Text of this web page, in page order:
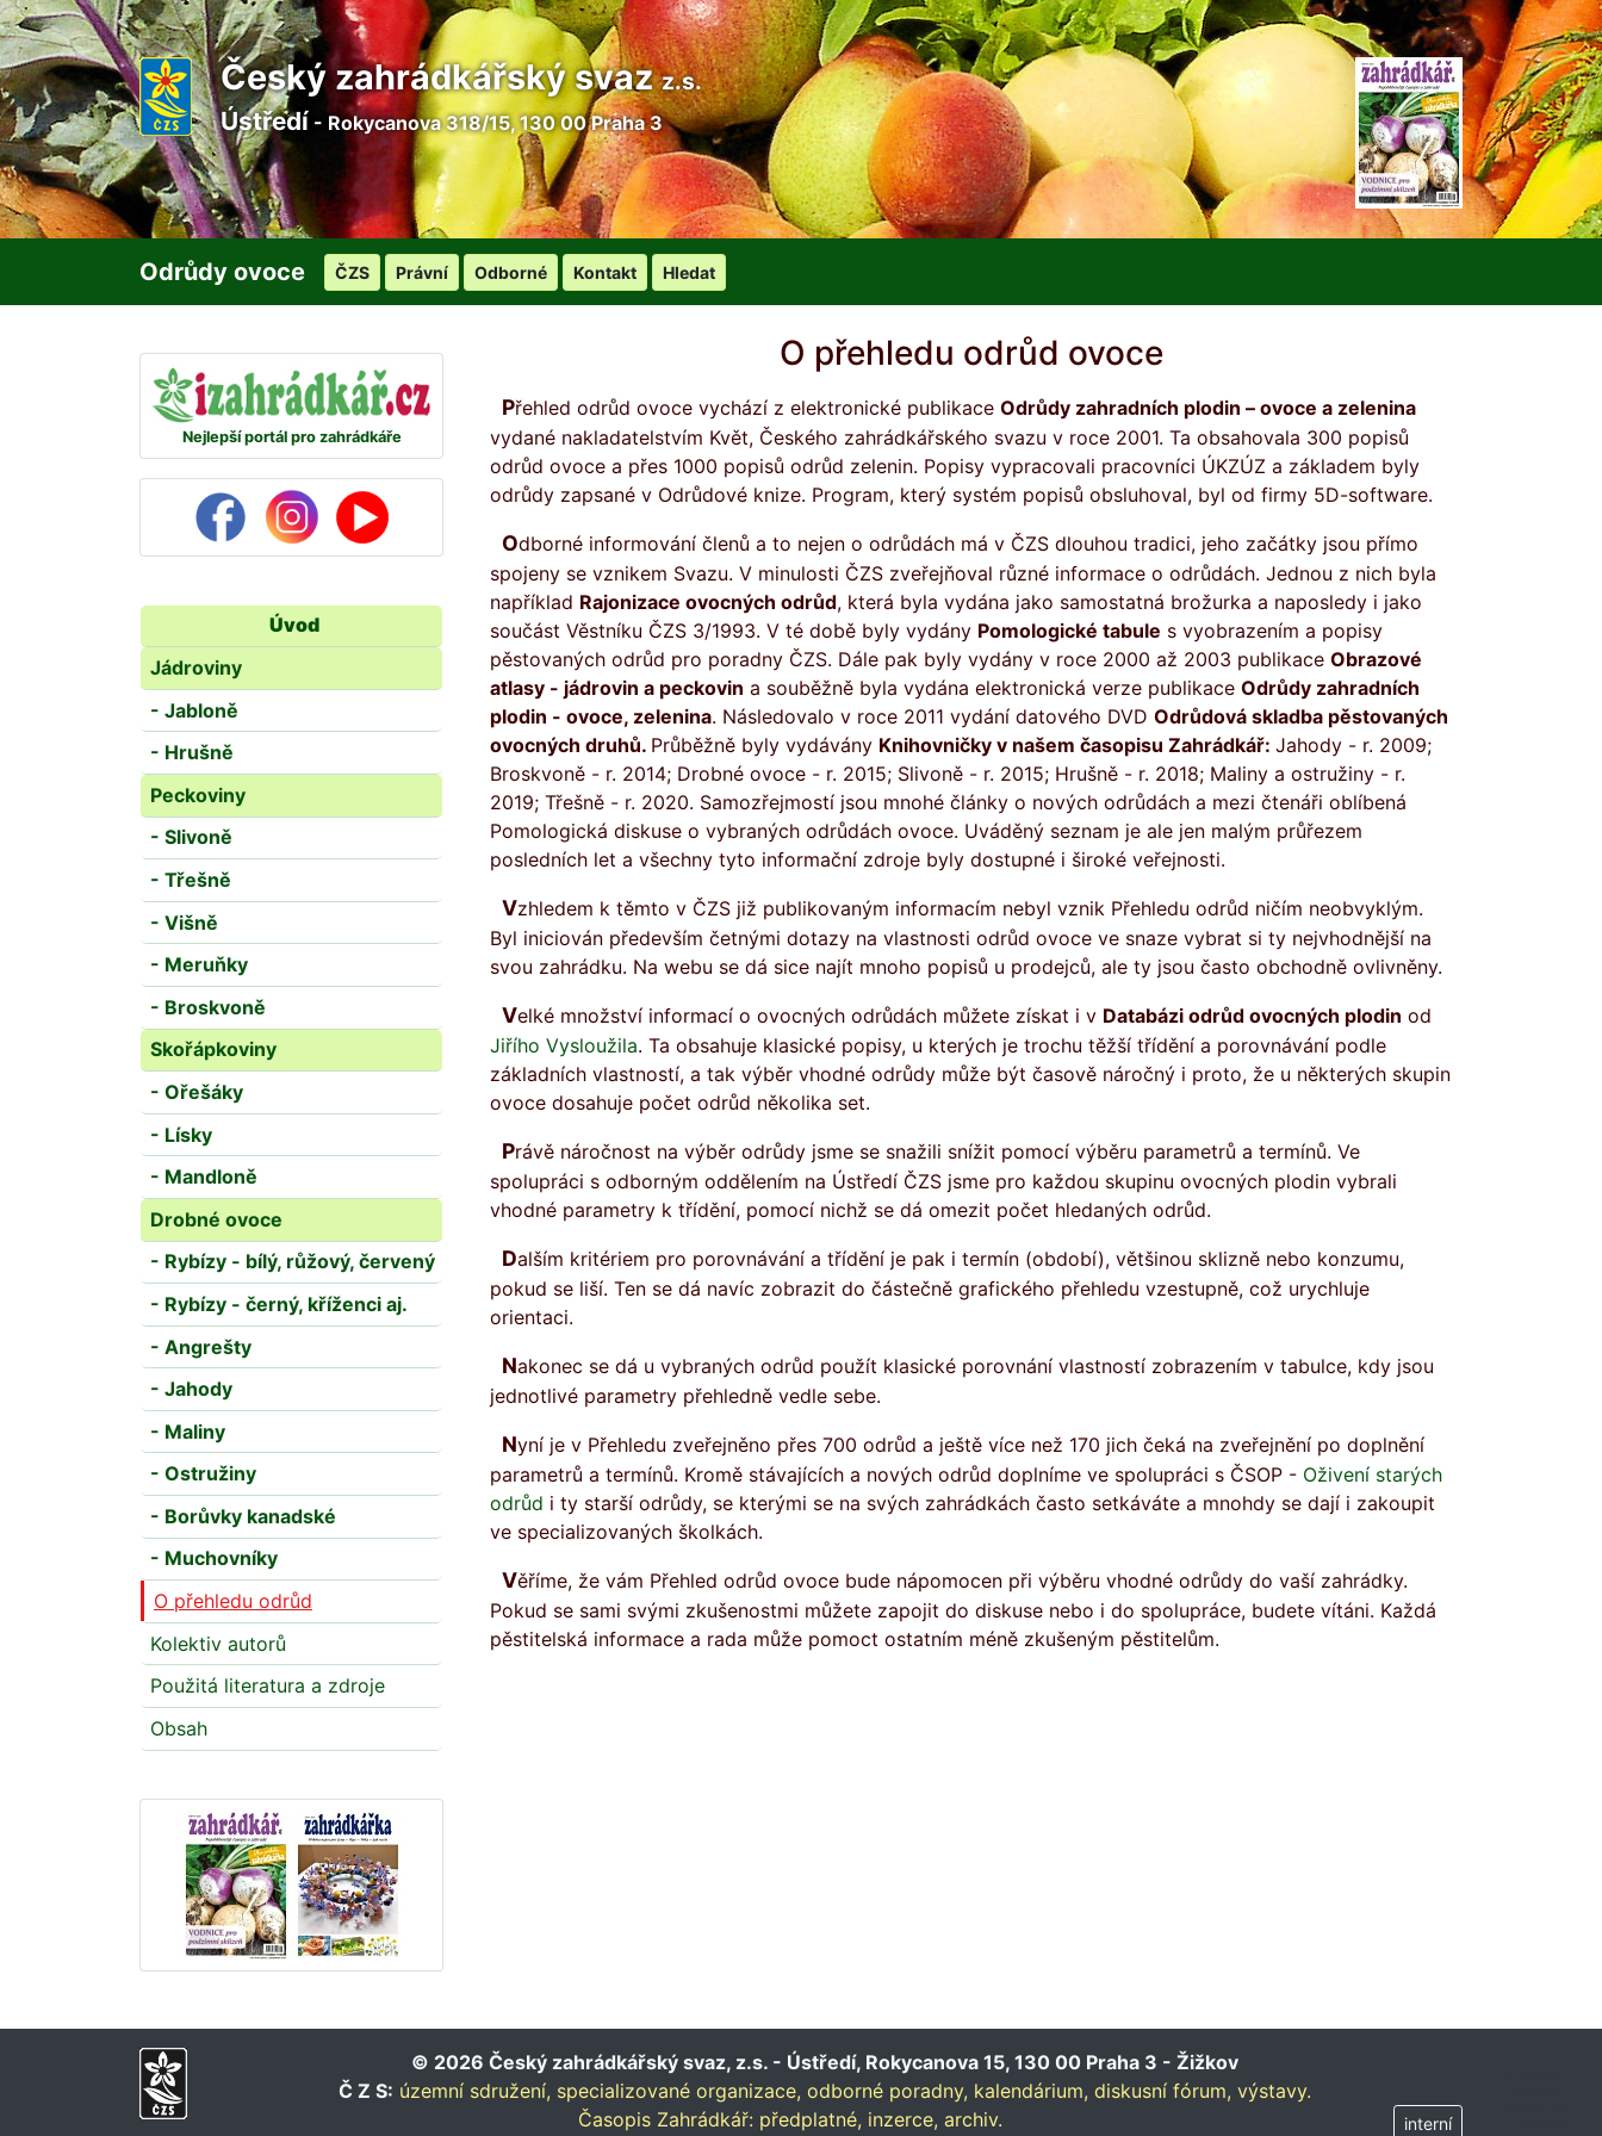
Český zahrádkářský svazz.s.
Ústředí - Rokycanova 318/15, 130 00 Praha 3
Odrůdy ovoce ČZS Právní Odborné Kontakt Hledat
Nejlepší portál pro zahrádkáře
Úvod
Jádroviny
- Jabloně
- Hrušně
Peckoviny
- Slivoně
- Třešně
- Višně
- Meruňky
- Broskvoně
Skořápkoviny
- Ořešáky
- Lísky
- Mandloně
Drobné ovoce
- Rybízy - bílý, růžový, červený
- Rybízy - černý, kříženci aj.
- Angrešty
- Jahody
- Maliny
- Ostružiny
- Borůvky kanadské
- Muchovníky
O přehledu odrůd
Kolektiv autorů
Použitá literatura a zdroje
Obsah
O přehledu odrůd ovoce
Přehled odrůd ovoce vychází z elektronické publikace Odrůdy zahradních plodin – ovoce a zelenina
vydané nakladatelstvím Květ, Českého zahrádkářského svazu v roce 2001. Ta obsahovala 300 popisů
odrůd ovoce a přes 1000 popisů odrůd zelenin. Popisy vypracovali pracovníci ÚKZÚZ a základem byly
odrůdy zapsané v Odrůdové knize. Program, který systém popisů obsluhoval, byl od firmy 5D-software.
Odborné informování členů a to nejen o odrůdách má v ČZS dlouhou tradici, jeho začátky jsou přímo
spojeny se vznikem Svazu. V minulosti ČZS zveřejňoval různé informace o odrůdách. Jednou z nich byla
například Rajonizace ovocných odrůd, která byla vydána jako samostatná brožurka a naposledy i jako
součást Věstníku ČZS 3/1993. V té době byly vydány Pomologické tabule s vyobrazením a popisy
pěstovaných odrůd pro poradny ČZS. Dále pak byly vydány v roce 2000 až 2003 publikace Obrazové
atlasy - jádrovin a peckovin a souběžně byla vydána elektronická verze publikace Odrůdy zahradních
plodin - ovoce, zelenina. Následovalo v roce 2011 vydání datového DVD Odrůdová skladba pěstovaných
ovocných druhů. Průběžně byly vydávány Knihovničky v našem časopisu Zahrádkář: Jahody - r. 2009;
Broskvoně - r. 2014; Drobné ovoce - r. 2015; Slivoně - r. 2015; Hrušně - r. 2018; Maliny a ostružiny - r.
2019; Třešně - r. 2020. Samozřejmostí jsou mnohé články o nových odrůdách a mezi čtenáři oblíbená
Pomologická diskuse o vybraných odrůdách ovoce. Uváděný seznam je ale jen malým průřezem
posledních let a všechny tyto informační zdroje byly dostupné i široké veřejnosti.
Vzhledem k těmto v ČZS již publikovaným informacím nebyl vznik Přehledu odrůd ničím neobvyklým.
Byl iniciován především četnými dotazy na vlastnosti odrůd ovoce ve snaze vybrat si ty nejvhodnější na
svou zahrádku. Na webu se dá sice najít mnoho popisů u prodejců, ale ty jsou často obchodně ovlivněny.
Velké množství informací o ovocných odrůdách můžete získat i v Databázi odrůd ovocných plodin od
Jiřího Vysloužila. Ta obsahuje klasické popisy, u kterých je trochu těžší třídění a porovnávání podle
základních vlastností, a tak výběr vhodné odrůdy může být časově náročný i proto, že u některých skupin
ovoce dosahuje počet odrůd několika set.
Právě náročnost na výběr odrůdy jsme se snažili snížit pomocí výběru parametrů a termínů. Ve
spolupráci s odborným oddělením na Ústředí ČZS jsme pro každou skupinu ovocných plodin vybrali
vhodné parametry k třídění, pomocí nichž se dá omezit počet hledaných odrůd.
Dalším kritériem pro porovnávání a třídění je pak i termín (období), většinou sklizně nebo konzumu,
pokud se liší. Ten se dá navíc zobrazit do částečně grafického přehledu vzestupně, což urychluje
orientaci.
Nakonec se dá u vybraných odrůd použít klasické porovnání vlastností zobrazením v tabulce, kdy jsou
jednotlivé parametry přehledně vedle sebe.
Nyní je v Přehledu zveřejněno přes 700 odrůd a ještě více než 170 jich čeká na zveřejnění po doplnění
parametrů a termínů. Kromě stávajících a nových odrůd doplníme ve spolupráci s ČSOP - Oživení starých
odrůd i ty starší odrůdy, se kterými se na svých zahrádkách často setkáváte a mnohdy se dají i zakoupit
ve specializovaných školkách.
Věříme, že vám Přehled odrůd ovoce bude nápomocen při výběru vhodné odrůdy do vaší zahrádky.
Pokud se sami svými zkušenostmi můžete zapojit do diskuse nebo i do spolupráce, budete vítáni. Každá
pěstitelská informace a rada může pomoct ostatním méně zkušeným pěstitelům.
© 2026 Český zahrádkářský svaz, z.s. - Ústředí, Rokycanova 15, 130 00 Praha 3 - Žižkov
Č Z S: územní sdružení, specializované organizace, odborné poradny, kalendárium, diskusní fórum, výstavy.
Časopis Zahrádkář: předplatné, inzerce, archiv. interní